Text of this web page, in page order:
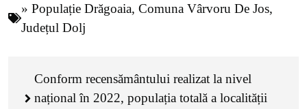
» Populație Drăgoaia, Comuna Vârvoru De Jos,
Județul Dolj
Conform recensământului realizat la nivel
național în 2022, populația totală a localității